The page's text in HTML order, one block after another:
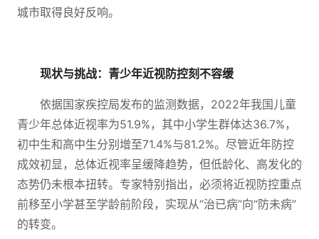
城市取得良好反响。
现状与挑战：青少年近视防控刻不容缓
依据国家疾控局发布的监测数据，2022年我国儿童
青少年总体近视率为51.9%，其中小学生群体达36.7%，
初中生和高中生分别增至71.4%与81.2%。尽管近年防控
成效初显，总体近视率呈缓降趋势，但低龄化、高发化的
态势仍未根本扭转。专家特别指出，必须将近视防控重点
前移至小学甚至学龄前阶段，实现从“治已病”向“防未病”
的转变。